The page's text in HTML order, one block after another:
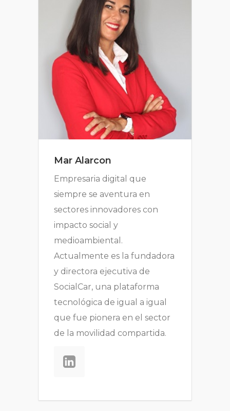
Mar Alarcon
Empresaria digital que
siempre se aventura en
sectores innovadores con
impacto social y
medioambiental.
Actualmente es la fundadora
y directora ejecutiva de
SocialCar, una plataforma
tecnológica de igual a igual
que fue pionera en el sector
de la movilidad compartida.